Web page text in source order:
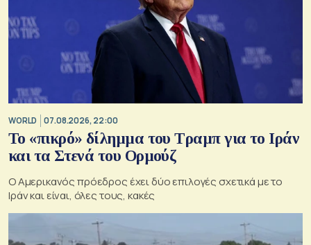
WORLD 07.08.2026, 22:00
Το «πικρό» δίλημμα του Τραμπ για το Ιράν
και τα Στενά του Ορμούζ
Ο Αμερικανός πρόεδρος έχει δύο επιλογές σχετικά με το
Ιράν και είναι, όλες τους, κακές